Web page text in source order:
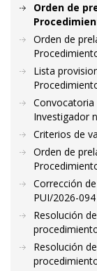
Orden de
Orden de
Lista
Investigador
Criterios de
Orden de
Corrección
PUI/2026-094
Resolución
Resolución